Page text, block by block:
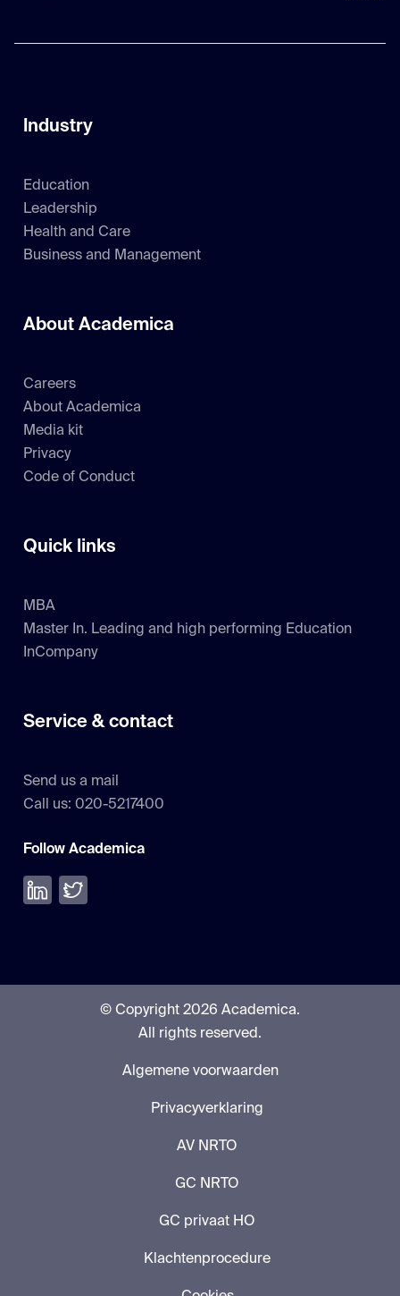
Industry
Education
Leadership
Health and Care
Business and Management
About Academica
Careers
About Academica
Media kit
Privacy
Code of Conduct
Quick links
MBA
Master In. Leading and high performing Education
InCompany
Service & contact
Send us a mail
Call us: 020-5217400
Follow Academica
Volg ons op LinkedIn
Volg ons op Twitter
© Copyright 2026 Academica.
All rights reserved.
Algemene voorwaarden
Privacyverklaring
AV NRTO
GC NRTO
GC privaat HO
Klachtenprocedure